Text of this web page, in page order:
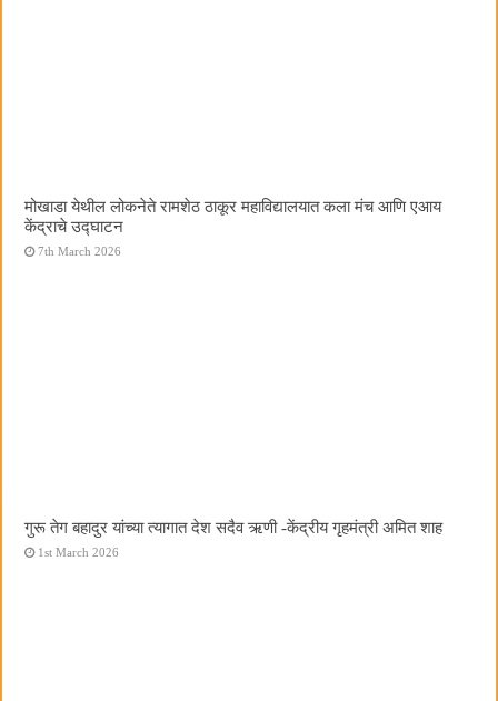
मोखाडा येथील लोकनेते रामशेठ ठाकूर महाविद्यालयात कला मंच आणि एआय
केंद्राचे उद्घाटन
7th March 2026
गुरू तेग बहादुर यांच्या त्यागात देश सदैव ऋणी -केंद्रीय गृहमंत्री अमित शाह
1st March 2026